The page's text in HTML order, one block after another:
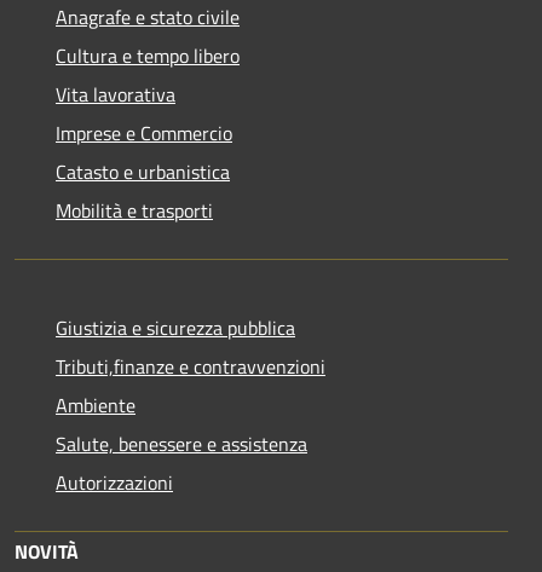
Anagrafe e stato civile
Cultura e tempo libero
Vita lavorativa
Imprese e Commercio
Catasto e urbanistica
Mobilità e trasporti
Giustizia e sicurezza pubblica
Tributi,finanze e contravvenzioni
Ambiente
Salute, benessere e assistenza
Autorizzazioni
NOVITÀ